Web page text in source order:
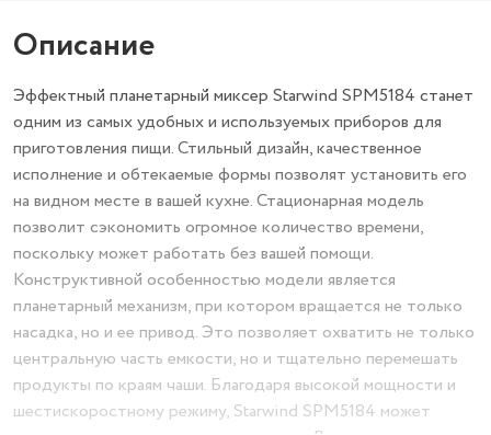
Описание
Эффектный планетарный миксер Starwind SPM5184 станет
одним из самых удобных и используемых приборов для
приготовления пищи. Стильный дизайн, качественное
исполнение и обтекаемые формы позволят установить его
на видном месте в вашей кухне. Стационарная модель
позволит сэкономить огромное количество времени,
поскольку может работать без вашей помощи.
Конструктивной особенностью модели является
планетарный механизм, при котором вращается не только
насадка, но и ее привод. Это позволяет охватить не только
центральную часть емкости, но и тщательно перемешать
продукты по краям чаши. Благодаря высокой мощности и
шестискоростному режиму, Starwind SPM5184 может